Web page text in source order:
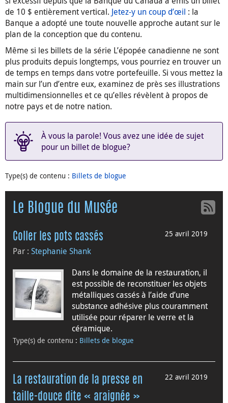
de 10 $ entièrement vertical. Jetez-y un coup d’œil : la
Banque a adopté une toute nouvelle approche autant sur le
plan de la conception que du contenu.
Même si les billets de la série L’épopée canadienne ne sont
plus produits depuis longtemps, vous pourriez en trouver un
de temps en temps dans votre portefeuille. Si vous mettez la
main sur l’un d’entre eux, examinez de près ses illustrations
multidimensionnelles et ce qu’elles révèlent à propos de
notre pays et de notre nation.
À vous la parole! Vous avez une idée de sujet
pour un billet de blogue?
Type(s) de contenu : Billets de blogue
Le Blogue du Musée
25 avril 2019
Coller les pots cassés
Par : Stephanie Shank
Dans le domaine de la restauration, il
est possible de reconstituer les objets
métalliques cassés à l’aide d’une
substance adhésive plus couramment
utilisée pour réparer le verre et la
céramique.
Type(s) de contenu : Billets de blogue
22 avril 2019
La restauration de la presse en
taille-douce dite « araignée »